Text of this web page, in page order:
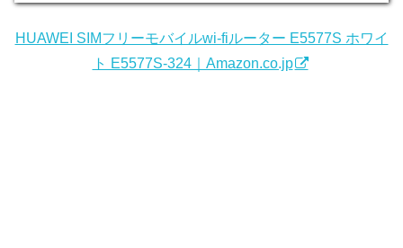
HUAWEI SIMフリーモバイルwi-fiルーター E5577S ホワイ
ト E5577S-324｜Amazon.co.jp